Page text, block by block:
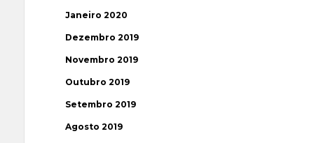
Janeiro 2020
Dezembro 2019
Novembro 2019
Outubro 2019
Setembro 2019
Agosto 2019